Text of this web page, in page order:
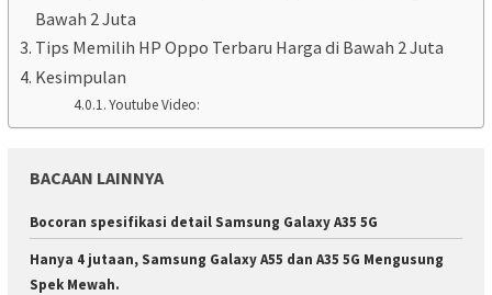
Bawah 2 Juta
Tips Memilih HP Oppo Terbaru Harga di Bawah 2 Juta
Kesimpulan
Youtube Video:
BACAAN LAINNYA
Bocoran spesifikasi detail Samsung Galaxy A35 5G
Hanya 4 jutaan, Samsung Galaxy A55 dan A35 5G Mengusung
Spek Mewah.